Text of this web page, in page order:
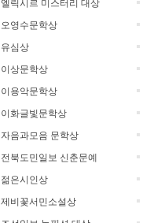
엘릭시르 미스터리 대상
오영수문학상
유심상
이상문학상
이용악문학상
이화글빛문학상
자음과모음 문학상
전북도민일보 신춘문예
젊은시인상
제비꽃서민소설상